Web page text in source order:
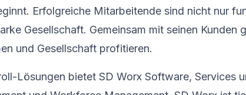
Erfolgreiche Mitarbeitende sind nicht nur
Gesellschaft. Gemeinsam mit seinen Kunden
und Gesellschaft profitieren.
Lösungen bietet SD Worx Software, Services